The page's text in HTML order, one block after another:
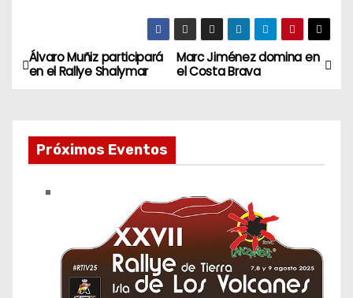
N
v
e
Marc Jiménez domina en
el Costa Brava
Álvaro Muñiz participará
en el Rallye Shalymar
Próximos Eventos